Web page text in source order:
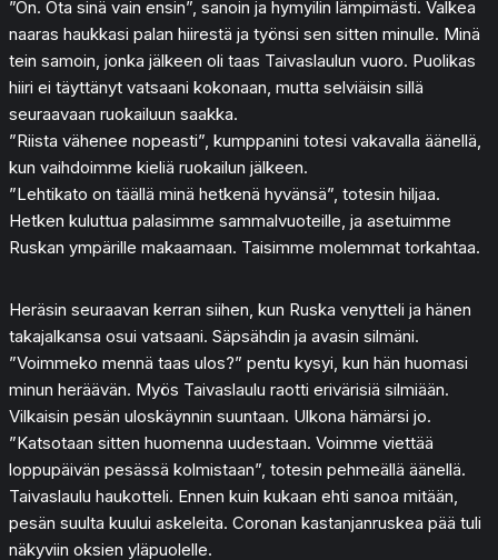
”On. Ota sinä vain ensin”, sanoin ja hymyilin lämpimästi. Valkea
naaras haukkasi palan hiirestä ja työnsi sen sitten minulle. Minä
tein samoin, jonka jälkeen oli taas Taivaslaulun vuoro. Puolikas
hiiri ei täyttänyt vatsaani kokonaan, mutta selviäisin sillä
seuraavaan ruokailuun saakka.
”Riista vähenee nopeasti”, kumppanini totesi vakavalla äänellä,
kun vaihdoimme kieliä ruokailun jälkeen.
”Lehtikato on täällä minä hetkenä hyvänsä”, totesin hiljaa.
Hetken kuluttua palasimme sammalvuoteille, ja asetuimme
Ruskan ympärille makaamaan. Taisimme molemmat torkahtaa.
Heräsin seuraavan kerran siihen, kun Ruska venytteli ja hänen
takajalkansa osui vatsaani. Säpsähdin ja avasin silmäni.
”Voimmeko mennä taas ulos?” pentu kysyi, kun hän huomasi
minun heräävän. Myös Taivaslaulu raotti erivärisiä silmiään.
Vilkaisin pesän uloskäynnin suuntaan. Ulkona hämärsi jo.
”Katsotaan sitten huomenna uudestaan. Voimme viettää
loppupäivän pesässä kolmistaan”, totesin pehmeällä äänellä.
Taivaslaulu haukotteli. Ennen kuin kukaan ehti sanoa mitään,
pesän suulta kuului askeleita. Coronan kastanjanruskea pää tuli
näkyviin oksien yläpuolelle.